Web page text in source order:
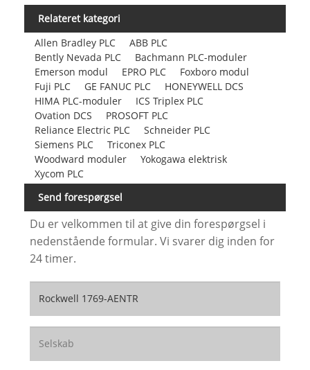
Relateret kategori
Allen Bradley PLC
ABB PLC
Bently Nevada PLC
Bachmann PLC-moduler
Emerson modul
EPRO PLC
Foxboro modul
Fuji PLC
GE FANUC PLC
HONEYWELL DCS
HIMA PLC-moduler
ICS Triplex PLC
Ovation DCS
PROSOFT PLC
Reliance Electric PLC
Schneider PLC
Siemens PLC
Triconex PLC
Woodward moduler
Yokogawa elektrisk
Xycom PLC
Send forespørgsel
Du er velkommen til at give din forespørgsel i
nedenstående formular. Vi svarer dig inden for
24 timer.